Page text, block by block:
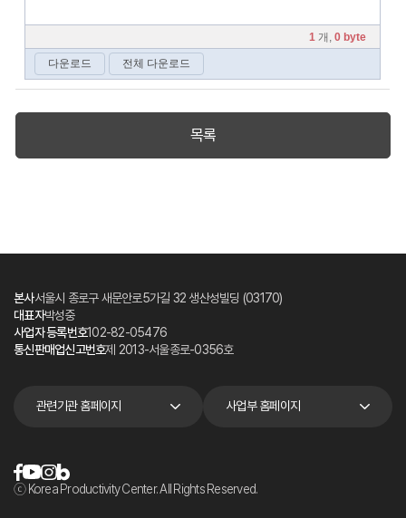
목록
본사서울시 종로구 새문안로5가길 32 생산성빌딩 (03170)
대표자박성중
사업자 등록번호102-82-05476
통신판매업신고번호제 2013-서울종로-0356호
관련기관 홈페이지 사업부 홈페이지
ⓒ Korea Productivity Center. All Rights Reserved.